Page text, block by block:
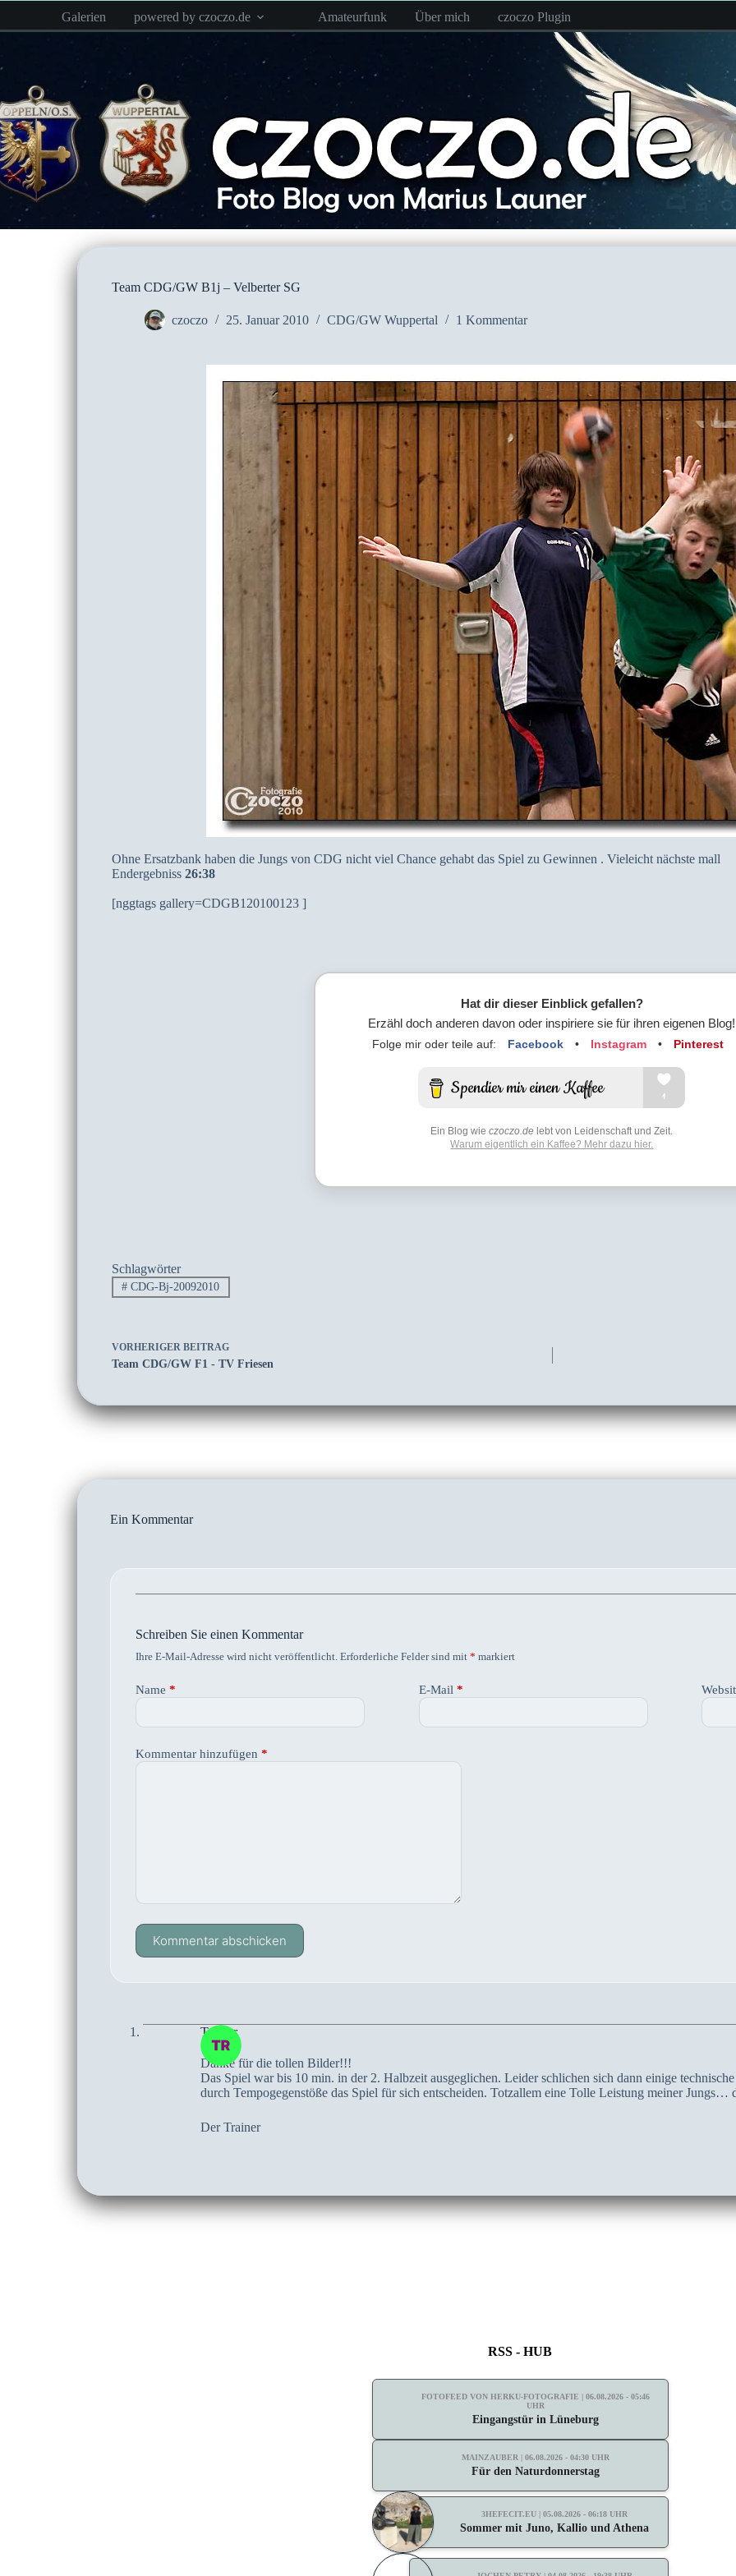
springen
Galerien powered by czoczo.de Amateurfunk Über mich czoczo Plugin
Team CDG/GW B1j – Velberter SG
czoczo 25. Januar 2010 CDG/GW Wuppertal 1 Kommentar
Ohne Ersatzbank haben die Jungs von CDG nicht viel Chance gehabt das Spiel zu Gewinnen . Vieleicht nächste mall
Endergebniss 26:38
[nggtags gallery=CDGB120100123 ]
Hat dir dieser Einblick gefallen?
Erzähl doch anderen davon oder inspiriere sie für ihren eigenen Blog!
Folge mir oder teile auf: Facebook • Instagram • Pinterest
Ein Blog wieczoczo.de lebt von Leidenschaft und Zeit.
Warum eigentlich ein Kaffee? Mehr dazu hier.
Schlagwörter
# CDG-Bj-20092010
VORHERIGER BEITRAG
Team CDG/GW F1 - TV Friesen
Ein Kommentar
Schreiben Sie einen Kommentar
Ihre E-Mail-Adresse wird nicht veröffentlicht. Erforderliche Felder sind mit * markiert
Name * E-Mail*
Kommentar hinzufügen *
Kommentar abschicken
Trainer
Danke für die tollen Bilder!!!
Das Spiel war bis 10 min. in der 2. Halbzeit ausgeglichen. Leider schlichen sich dann einige
durch Tempogegenstöße das Spiel für sich entscheiden. Totzallem eine Tolle Leistung meiner Jungs…
Der Trainer
RSS - HUB
FOTOFEED VON HERKU-FOTOGRAFIE | 06.08.2026 - 05:46
UHR
Eingangstür in Lüneburg
MAINZAUBER | 06.08.2026 - 04:30 UHR
Für den Naturdonnerstag
3HEFECIT.EU | 05.08.2026 - 06:18 UHR
Sommer mit Juno, Kallio und Athena